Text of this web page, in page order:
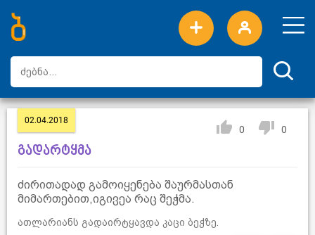
ახალი სიტყვები
ტოპ სიტყვები
დღის ტოპ სიტყვები
ტოპ მომხმარებლები
02.04.2018
0 0
გადარტყმა
ძირითადად გამოიყენება შაურმასთან
მიმართებით,იგივეა რაც შეჭმა.
ათლარიანს გადაირტყავდა კაცი ბეჭზე.